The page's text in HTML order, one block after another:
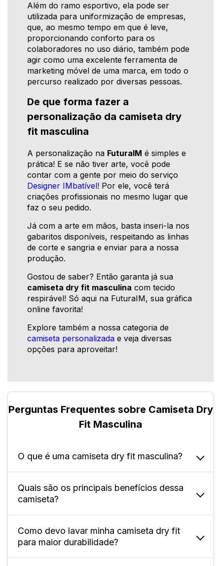
Além do ramo esportivo, ela pode ser
utilizada para uniformização de empresas,
que, ao mesmo tempo em que é leve,
proporcionando conforto para os
colaboradores no uso diário, também pode
agir como uma excelente ferramenta de
marketing móvel de uma marca, em todo o
percurso realizado por diversas pessoas.
De que forma fazer a
personalização da camiseta dry
fit masculina
A personalização na FuturaIM é simples e
prática! E se não tiver arte, você pode
contar com a gente por meio do serviço
Designer IMbatível! Por ele, você terá
criações profissionais no mesmo lugar que
faz o seu pedido.
Já com a arte em mãos, basta inseri-la nos
gabaritos disponíveis, respeitando as linhas
de corte e sangria e enviar para a nossa
produção.
Gostou de saber? Então garanta já sua
camiseta dry fit masculina com tecido
respirável! Só aqui na FuturaIM, sua gráfica
online favorita!
Explore também a nossa categoria de
camiseta personalizada e veja diversas
opções para aproveitar!
Perguntas Frequentes sobre Camiseta Dry
Fit Masculina
O que é uma camiseta dry fit masculina?
É uma peça feita de tecido sintético (100%
poliéster), desenvolvida para rápida
absorção do suor e conforto térmico durante
exercícios e no dia a dia.
Quais são os principais benefícios dessa
camiseta?
Ela oferece controle de umidade, secagem
rápida, leveza e liberdade de movimento.
Não desbota ou encolhe facilmente, sendo
Como devo lavar minha camiseta dry fit
para maior durabilidade?